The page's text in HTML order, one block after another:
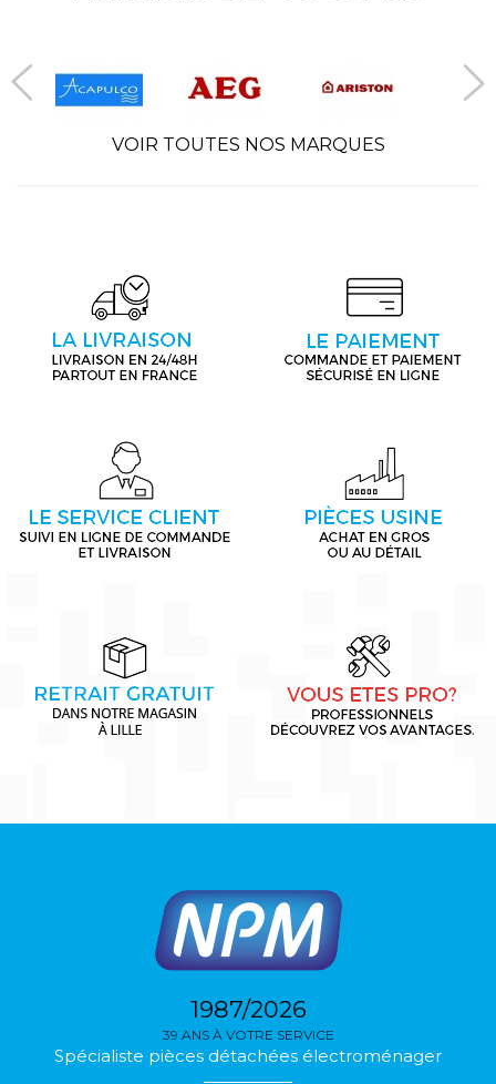
VOIR TOUTES NOS MARQUES
1987/2026
39 ANS À VOTRE SERVICE
Spécialiste pièces détachées électroménager